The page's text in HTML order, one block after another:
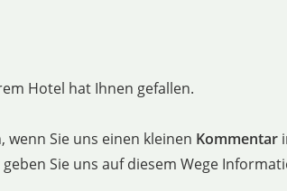
Hotel hat Ihnen gefallen.
Sie uns einen kleinen Kommentar
Sie uns auf diesem Wege